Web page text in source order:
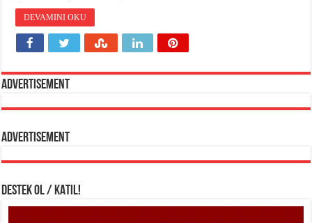
DEVAMINI OKU
Advertisement
Advertisement
DESTEK OL / KATIL!